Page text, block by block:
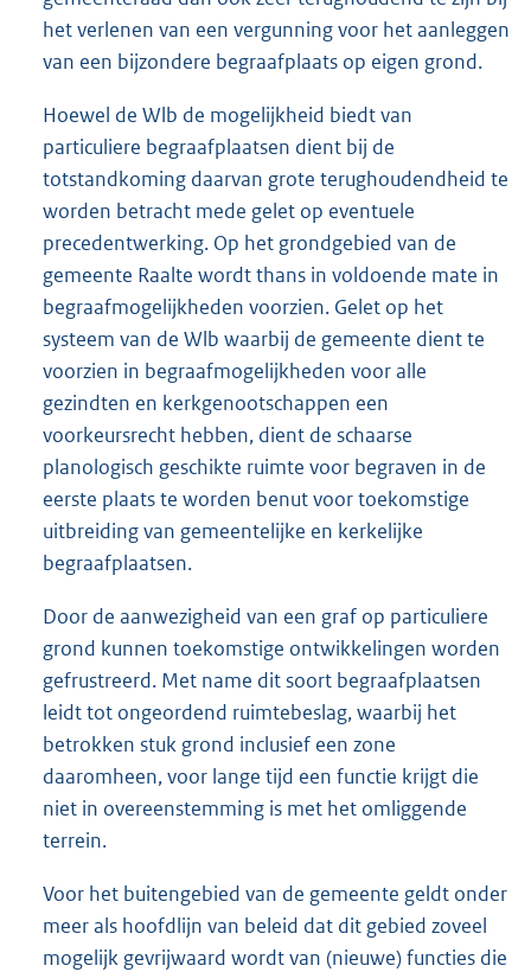
het verlenen van een vergunning voor het aanleggen
van een bijzondere begraafplaats op eigen grond.
Hoewel de Wlb de mogelijkheid biedt van
particuliere begraafplaatsen dient bij de
totstandkoming daarvan grote terughoudendheid te
worden betracht mede gelet op eventuele
precedentwerking. Op het grondgebied van de
gemeente Raalte wordt thans in voldoende mate in
begraafmogelijkheden voorzien. Gelet op het
systeem van de Wlb waarbij de gemeente dient te
voorzien in begraafmogelijkheden voor alle
gezindten en kerkgenootschappen een
voorkeursrecht hebben, dient de schaarse
planologisch geschikte ruimte voor begraven in de
eerste plaats te worden benut voor toekomstige
uitbreiding van gemeentelijke en kerkelijke
begraafplaatsen.
Door de aanwezigheid van een graf op particuliere
grond kunnen toekomstige ontwikkelingen worden
gefrustreerd. Met name dit soort begraafplaatsen
leidt tot ongeordend ruimtebeslag, waarbij het
betrokken stuk grond inclusief een zone
daaromheen, voor lange tijd een functie krijgt die
niet in overeenstemming is met het omliggende
terrein.
Voor het buitengebied van de gemeente geldt onder
meer als hoofdlijn van beleid dat dit gebied zoveel
mogelijk gevrijwaard wordt van (nieuwe) functies die